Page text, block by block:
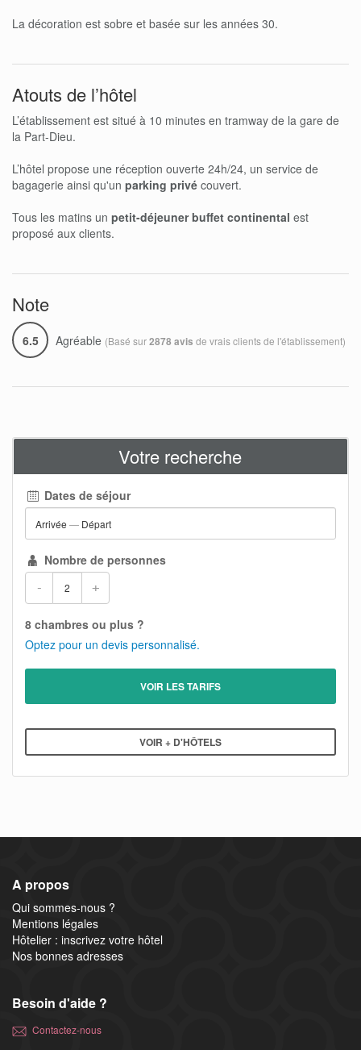
La décoration est sobre et basée sur les années 30.
Atouts de l’hôtel
L’établissement est situé à 10 minutes en tramway de la gare de
la Part-Dieu.
L’hôtel propose une réception ouverte 24h/24, un service de
bagagerie ainsi qu'un parking privé couvert.
Tous les matins un petit-déjeuner buffet continental est
proposé aux clients.
Note
6.5 Agréable (Basé sur2878 avis de vrais clients de l'établissement)
Votre recherche
Dates de séjour
Arrivée — Départ
Nombre de personnes
- +
8 chambres ou plus ?
Optez pour un devis personnalisé.
VOIR LES TARIFS
VOIR + D'HÔTELS
A propos
Qui sommes-nous ?
Mentions légales
Hôtelier : inscrivez votre hôtel
Nos bonnes adresses
Besoin d'aide ?
Contactez-nous